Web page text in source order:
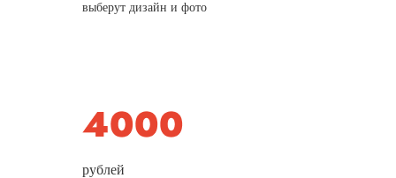
выберут дизайн и фото
рублей